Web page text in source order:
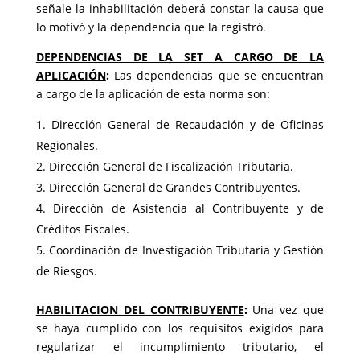
señale la inhabilitación deberá constar la causa que
lo motivó y la dependencia que la registró.
DEPENDENCIAS DE LA SET A CARGO DE LA
APLICACIÓN:Las dependencias que se encuentran
a cargo de la aplicación de esta norma son:
Dirección General de Recaudación y de Oficinas
Regionales.
Dirección General de Fiscalización Tributaria.
Dirección General de Grandes Contribuyentes.
Dirección de Asistencia al Contribuyente y de
Créditos Fiscales.
Coordinación de Investigación Tributaria y Gestión
de Riesgos.
HABILITACION DEL CONTRIBUYENTE:Una vez que
se haya cumplido con los requisitos exigidos para
regularizar el incumplimiento tributario, el